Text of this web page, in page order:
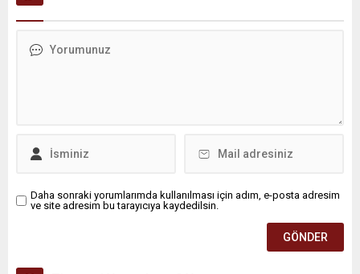
Daha sonraki yorumlarımda kullanılması için adım, e-posta adresim
ve site adresim bu tarayıcıya kaydedilsin.